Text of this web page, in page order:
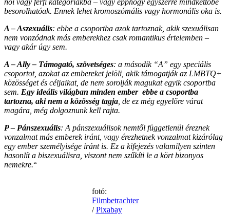
női vagy férfi kategóriákba – vagy épphogy egyszerre mindkettőbe
besorolhatóak. Ennek lehet kromoszómális vagy hormonális oka is.
A – Aszexuális: ebbe a csoportba azok tartoznak, akik szexuálisan
nem vonzódnak más emberekhez csak romantikus értelemben –
vagy akár úgy sem.
A – Ally – Támogató, szövetséges: a második “A” egy speciális
csoportot, azokat az embereket jelöli, akik támogatják az LMBTQ+
közösséget és céljaikat, de nem sorolják magukat egyik csoportba
sem. Egy ideális világban minden ember ebbe a csoportba
tartozna, aki nem a közösség tagja, de ez még egyelőre várat
magára, még dolgoznunk kell rajta.
P – Pánszexuális: A pánszexuálisok nemtől függetlenül éreznek
vonzalmat más emberek iránt, vagy érezhetnek vonzalmat kizárólag
egy ember személyisége iránt is. Ez a kifejezés valamilyen szinten
hasonlít a biszexuálisra, viszont nem szűkíti le a kört bizonyos
nemekre.“
fotó:
Filmbetrachter
/Pixabay